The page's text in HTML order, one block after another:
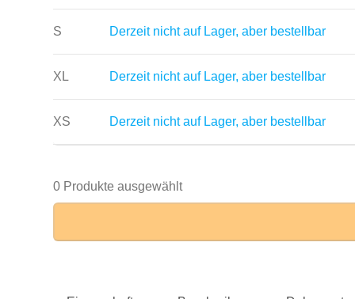
S Derzeit nicht auf Lager, aber bestellbar
XL Derzeit nicht auf Lager, aber bestellbar
XS Derzeit nicht auf Lager, aber bestellbar
0 Produkte ausgewählt